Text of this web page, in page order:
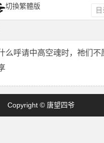
切換繁體版
么呼请中高空魂时，祂们不
Copyright © 唐望四爷